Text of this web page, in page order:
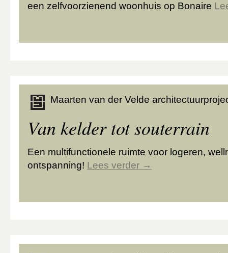
een zelfvoorzienend woonhuis op Bonaire
Maarten van der Velde
Van kelder tot souterrain
Een multifunctionele ruimte voor logeren,
ontspanning! Lees verder →